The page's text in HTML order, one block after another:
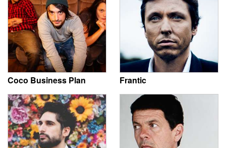
Coco Business Plan Frantic